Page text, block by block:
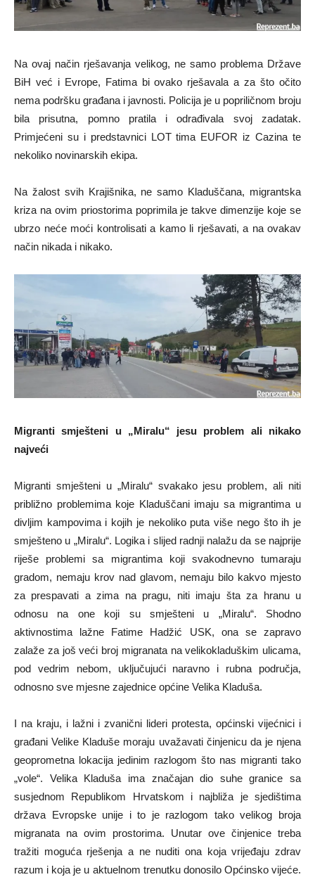
Na ovaj način rješavanja velikog, ne samo problema Države
BiH već i Evrope, Fatima bi ovako rješavala a za što očito
nema podršku građana i javnosti. Policija je u popriličnom broju
bila prisutna, pomno pratila i odrađivala svoj zadatak.
Primjećeni su i predstavnici LOT tima EUFOR iz Cazina te
nekoliko novinarskih ekipa.
Na žalost svih Krajišnika, ne samo Kladuščana, migrantska
kriza na ovim priostorima poprimila je takve dimenzije koje se
ubrzo neće moći kontrolisati a kamo li rješavati, a na ovakav
način nikada i nikako.
Migranti smješteni u „Miralu“ jesu problem ali nikako
najveći
Migranti smješteni u „Miralu“ svakako jesu problem, ali niti
približno problemima koje Kladuščani imaju sa migrantima u
divljim kampovima i kojih je nekoliko puta više nego što ih je
smješteno u „Miralu“. Logika i slijed radnji nalažu da se najprije
riješe problemi sa migrantima koji svakodnevno tumaraju
gradom, nemaju krov nad glavom, nemaju bilo kakvo mjesto
za prespavati a zima na pragu, niti imaju šta za hranu u
odnosu na one koji su smješteni u „Miralu“. Shodno
aktivnostima lažne Fatime Hadžić USK, ona se zapravo
zalaže za još veći broj migranata na velikokladuškim ulicama,
pod vedrim nebom, uključujući naravno i rubna područja,
odnosno sve mjesne zajednice općine Velika Kladuša.
I na kraju, i lažni i zvanični lideri protesta, općinski vijećnici i
građani Velike Kladuše moraju uvažavati činjenicu da je njena
geoprometna lokacija jedinim razlogom što nas migranti tako
„vole“. Velika Kladuša ima značajan dio suhe granice sa
susjednom Republikom Hrvatskom i najbliža je sjedištima
država Evropske unije i to je razlogom tako velikog broja
migranata na ovim prostorima. Unutar ove činjenice treba
tražiti moguća rješenja a ne nuditi ona koja vrijeđaju zdrav
razum i koja je u aktuelnom trenutku donosilo Općinsko vijeće.